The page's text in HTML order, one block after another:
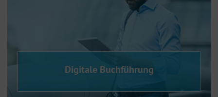
Digitale Buchführung